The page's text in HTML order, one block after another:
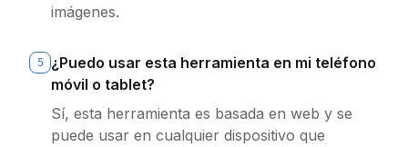
imágenes.
5
¿Puedo usar esta herramienta en mi teléfono
móvil o tablet?
Sí, esta herramienta es basada en web y se
puede usar en cualquier dispositivo que